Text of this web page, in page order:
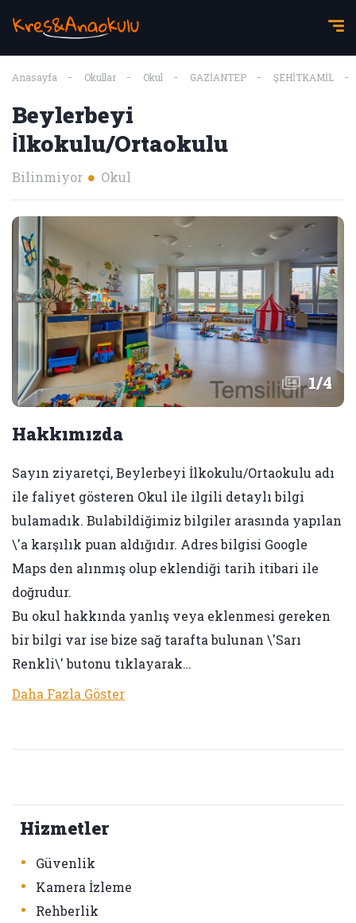
Anasayfa Okullar Okul GAZİANTEP ŞEHİTKAMİL
Beylerbeyi
İlkokulu/Ortaokulu
Bilinmiyor Okul
1/4
Hakkımızda
Sayın ziyaretçi, Beylerbeyi İlkokulu/Ortaokulu adı
ile faliyet gösteren Okul ile ilgili detaylı bilgi
bulamadık. Bulabildiğimiz bilgiler arasında yapılan
\'a karşılık puan aldığıdır. Adres bilgisi Google
Maps den alınmış olup eklendiği tarih itibari ile
doğrudur.
Bu okul hakkında yanlış veya eklenmesi gereken
bir bilgi var ise bize sağ tarafta bulunan \'Sarı
Renkli\' butonu tıklayarak…
Daha Fazla Göster
Hizmetler
• Güvenlik
• Kamera İzleme
• Rehberlik